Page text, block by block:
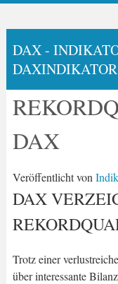
DAX -
DAX
Veröffentlicht von
DAX
Trotz einer
über interessante